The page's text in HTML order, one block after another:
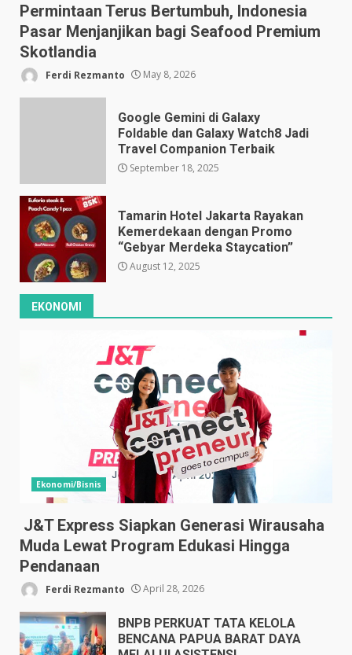
Permintaan Terus Bertumbuh, Indonesia
Pasar Menjanjikan bagi Seafood Premium
Skotlandia
Ferdi Rezmanto May 8, 2026
Google Gemini di Galaxy
Foldable dan Galaxy Watch8 Jadi
Travel Companion Terbaik
September 18, 2025
Tamarin Hotel Jakarta Rayakan
Kemerdekaan dengan Promo
“Gebyar Merdeka Staycation”
August 12, 2025
EKONOMI
Ekonomi/Bisnis
J&T Express Siapkan Generasi Wirausaha
Muda Lewat Program Edukasi Hingga
Pendanaan
Ferdi Rezmanto April 28, 2026
BNPB PERKUAT TATA KELOLA
BENCANA PAPUA BARAT DAYA